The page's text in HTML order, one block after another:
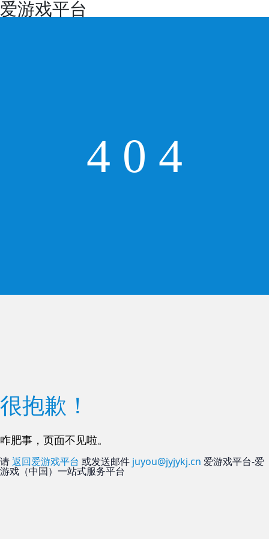
爱游戏平台
4 0 4
很抱歉！
咋肥事，页面不见啦。
请返回爱游戏平台 或发送邮件 juyou@jyjykj.cn 爱游戏平台-爱
游戏（中国）一站式服务平台